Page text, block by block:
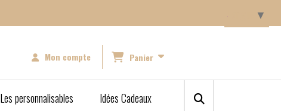
Mon compte Panier
Les personnalisables Idées Cadeaux
▼